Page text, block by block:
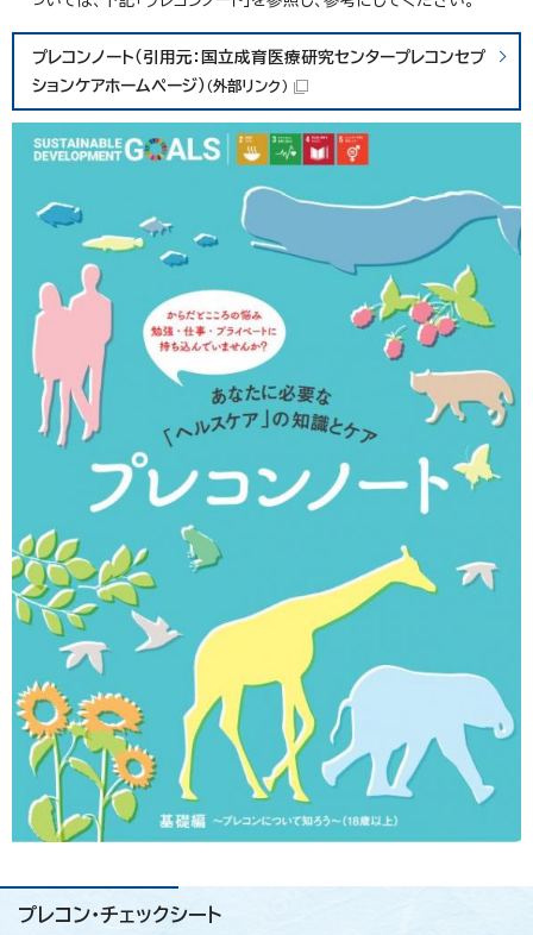
プレコンノート（引用元：国立成育医療研究センタープレコンセプ
ションケアホームページ）（外部リンク）
プレコン・チェックシート